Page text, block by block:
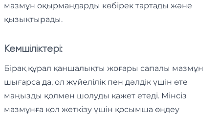
мазмұн оқырмандарды көбірек тартады және
қызықтырады.
Кемшіліктері:
Бірақ құрал қаншалықты жоғары сапалы мазмұн
шығарса да, ол жүйелілік пен дәлдік үшін өте
маңызды қолмен шолуды қажет етеді. Мінсіз
мазмұнға қол жеткізу үшін қосымша өңдеу